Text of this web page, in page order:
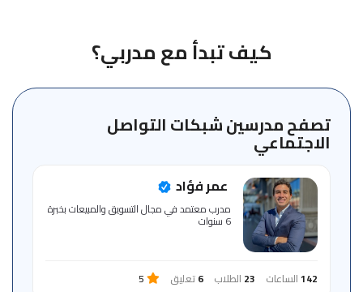
للمنصة
الإرشادي
كيف تبدأ مع مدربي؟
تصفح مدرسين شبكات التواصل
الاجتماعي
عمر فؤاد
مدرب معتمد في مجال التسويق والمبيعات بخبرة
6 سنوات
142الساعات 23 الطلاب 6تعليق 5